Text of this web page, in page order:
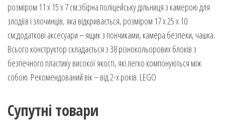
розміром 11 х 15 х 7 см;збірна поліцейську дільниця з камерою для
злодіїв і злочинців, яка відкривається, розміром 17 х 25 х 10
см;додаткові аксесуари – ящик з пончиками, камера безпеки, чашка.
Всього конструктор складається з 38 різнокольорових блоків з
безпечного пластику високої якості, які легко компонуються між
собою. Рекомендований вік – від 2-х років. LEGO
Супутні товари